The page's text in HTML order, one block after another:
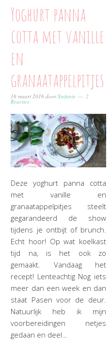
Yoghurt panna
cotta met vanille
en
granaatappelpitjes
16 maart 2016 doorStefanie 2
Reacties
Deze yoghurt panna cotta
met vanille en
granaatappelpitjes steelt
gegarandeerd de show
tijdens je ontbijt of brunch.
Echt hoor! Op wat koelkast
tijd na, is het ook zo
gemaakt. Vandaag het
recept! Lenteachtig Nog iets
meer dan een week en dan
staat Pasen voor de deur.
Natuurlijk heb ik mijn
voorbereidingen netjes
gedaan en deel…